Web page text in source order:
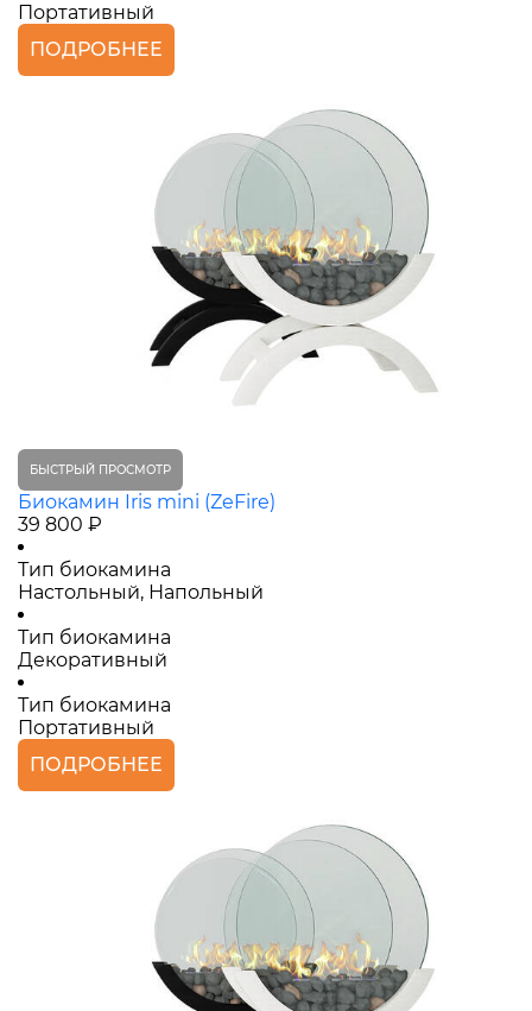
Портативный
ПОДРОБНЕЕ
БЫСТРЫЙ ПРОСМОТР
Биокамин Iris mini (ZeFire)
39 800 ₽
Тип биокамина
Настольный, Напольный
Тип биокамина
Декоративный
Тип биокамина
Портативный
ПОДРОБНЕЕ